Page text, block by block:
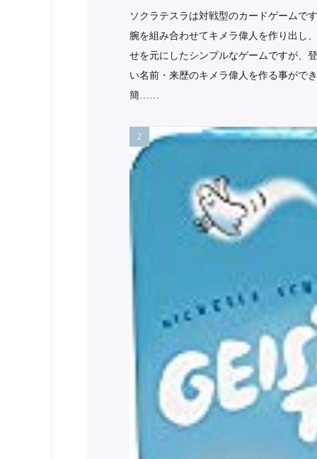
ソクラテスラは対戦型のカードゲームで
腕を組み合わせてキメラ偉人を作り出し
せを元にしたシンプルなゲームですが、
い名前・来歴のキメラ偉人を作る事がで
簡……